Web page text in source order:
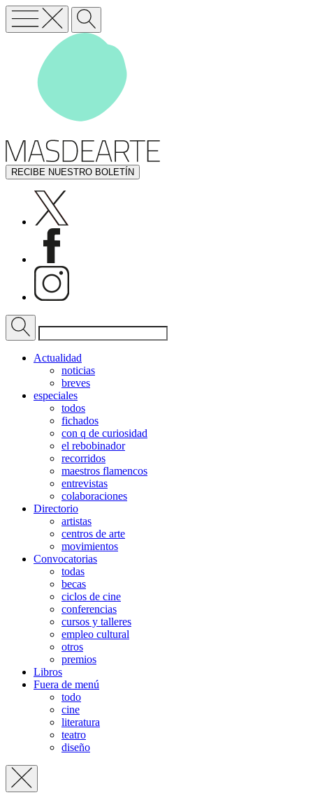
RECIBE NUESTRO BOLETÍN
Actualidad
noticias
breves
especiales
todos
fichados
con q de curiosidad
el rebobinador
recorridos
maestros flamencos
entrevistas
colaboraciones
Directorio
artistas
centros de arte
movimientos
Convocatorias
todas
becas
ciclos de cine
conferencias
cursos y talleres
empleo cultural
otros
premios
Libros
Fuera de menú
todo
cine
literatura
teatro
diseño